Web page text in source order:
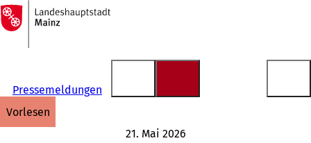
Inhalt anspringen
Zur
Startseite
Pressemeldungen
vorlesen
21. Mai 2026